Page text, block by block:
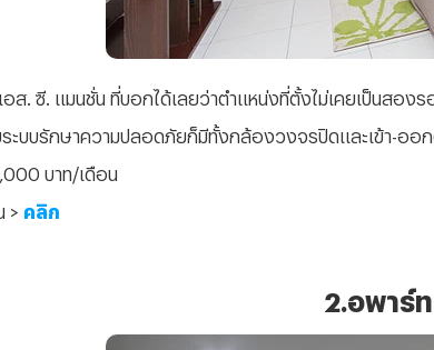
ส. ซี. แมนชั่น ที่บอกได้เลยว่าตำแหน่งที่ตั้งไม่เคยเป็นสอ
ระบบรักษาความปลอดภัยก็มีทั้งกล้องวงจรปิดและเข้า-ออ
บาท/เดือน
> คลิก
2.อพาร์